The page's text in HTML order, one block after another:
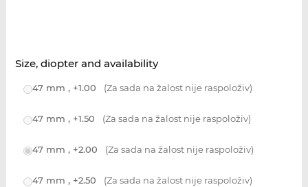
Size, diopter and availability
47 mm , +1.00 (Za sada na žalost nije raspoloživ)
47 mm , +1.50 (Za sada na žalost nije raspoloživ)
47 mm , +2.00 (Za sada na žalost nije raspoloživ)
47 mm , +2.50 (Za sada na žalost nije raspoloživ)